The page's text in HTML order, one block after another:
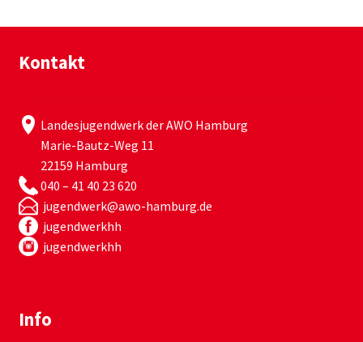
Kontakt
Landesjugendwerk der AWO Hamburg
Marie-Bautz-Weg 11
22159 Hamburg
040 – 41 40 23 620
jugendwerk@awo-hamburg.de
jugendwerkhh
jugendwerkhh
Info